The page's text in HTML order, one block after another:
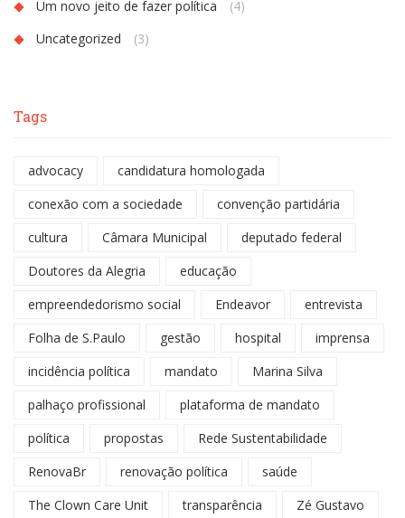
Um novo jeito de fazer política
(4)
Uncategorized
(3)
Tags
advocacy
candidatura homologada
conexão com a sociedade
convenção partidária
cultura
Câmara Municipal
deputado federal
Doutores da Alegria
educação
empreendedorismo social
Endeavor
entrevista
Folha de S.Paulo
gestão hospital
imprensa
incidência política
mandato
Marina Silva
palhaço profissional
plataforma de mandato
política
propostas
Rede Sustentabilidade
RenovaBr
renovação política
saúde
The Clown Care Unit
transparência Zé Gustavo